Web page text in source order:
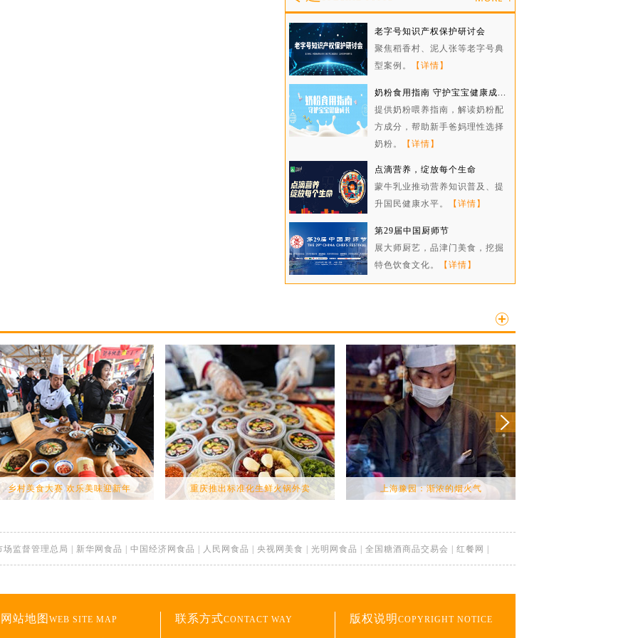
老字号知识产权保护研讨会
聚焦稻香村、泥人张等老字号典
型案例。
【详情】
奶粉食用指南 守护宝宝健康成...
提供奶粉喂养指南，解读奶粉配
方成分，帮助新手爸妈理性选择
奶粉。
【详情】
点滴营养，绽放每个生命
蒙牛乳业推动营养知识普及、提
升国民健康水平。
【详情】
第29届中国厨师节
展大师厨艺，品津门美食，挖掘
特色饮食文化。
【详情】
乡村美食大赛 欢乐美味迎新年 重庆推出标准化生鲜火锅外卖 上海豫园：渐浓的烟火气
场监督管理总局 新华网食品 中国经济网食品 人民网食品 央视网美食 光明网食品 全国糖酒商品交易会 红餐网
网站地图 WEB SITE MAP 联系方式CONTACT WAY 版权说明 COPYRIGHT NOTICE